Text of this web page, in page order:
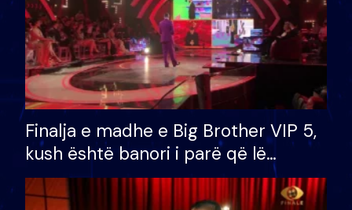
Finalja e madhe e Big Brother VIP 5,
kush është banori i parë që lë
shtëpinë dhe humb mundësinë për
të fituar çmimin e madh